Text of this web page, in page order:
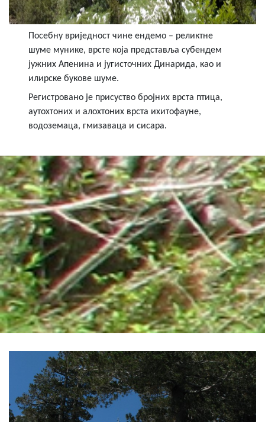
Посебну вриједност чине ендемо – реликтне
шуме мунике, врсте која представља субендем
јужних Апенина и југисточних Динарида, као и
илирске букове шуме.
Регистровано је присуство бројних врста птица,
аутохтоних и алохтоних врста ихитофауне,
водоземаца, гмизаваца и сисара.